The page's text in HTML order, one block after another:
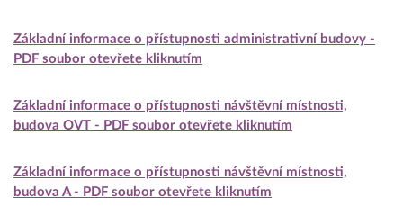
Základní informace o přístupnosti administrativní budovy -
PDF soubor otevřete kliknutím
Základní informace o přístupnosti návštěvní místnosti,
budova OVT - PDF soubor otevřete kliknutím
Základní informace o přístupnosti návštěvní místnosti,
budova A - PDF soubor otevřete kliknutím